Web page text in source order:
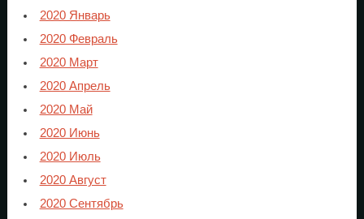
2020 Январь
2020 Февраль
2020 Март
2020 Апрель
2020 Май
2020 Июнь
2020 Июль
2020 Август
2020 Сентябрь